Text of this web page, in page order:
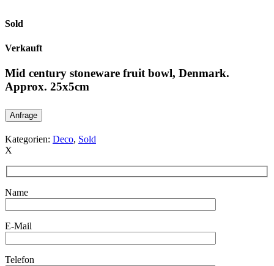
Sold
Verkauft
Mid century stoneware fruit bowl, Denmark.
Approx. 25x5cm
Anfrage
Kategorien: Deco, Sold
X
Name
E-Mail
Telefon